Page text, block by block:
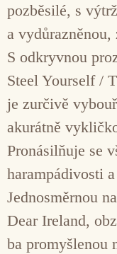
pozběsilé, s
a
S odkryvnou
Steel Yourself /
je zurčivě
akurátně
Pronásilňuje se
harampádivosti
Jednosměrnou
Dear Ireland,
ba promyšlenou